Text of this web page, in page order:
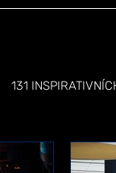
131